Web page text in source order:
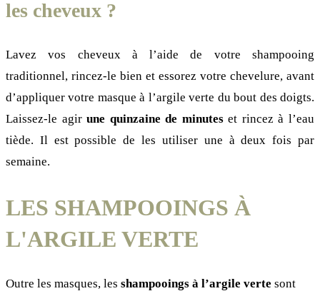
les cheveux ?
Lavez vos cheveux à l’aide de votre shampooing
traditionnel, rincez-le bien et essorez votre chevelure, avant
d’appliquer votre masque à l’argile verte du bout des doigts.
Laissez-le agirune quinzaine de minuteset rincez à l’eau
tiède. Il est possible de les utiliser une à deux fois par
semaine.
LES SHAMPOOINGS À
L'ARGILE VERTE
Outre les masques, les shampooings à l’argile verte sont